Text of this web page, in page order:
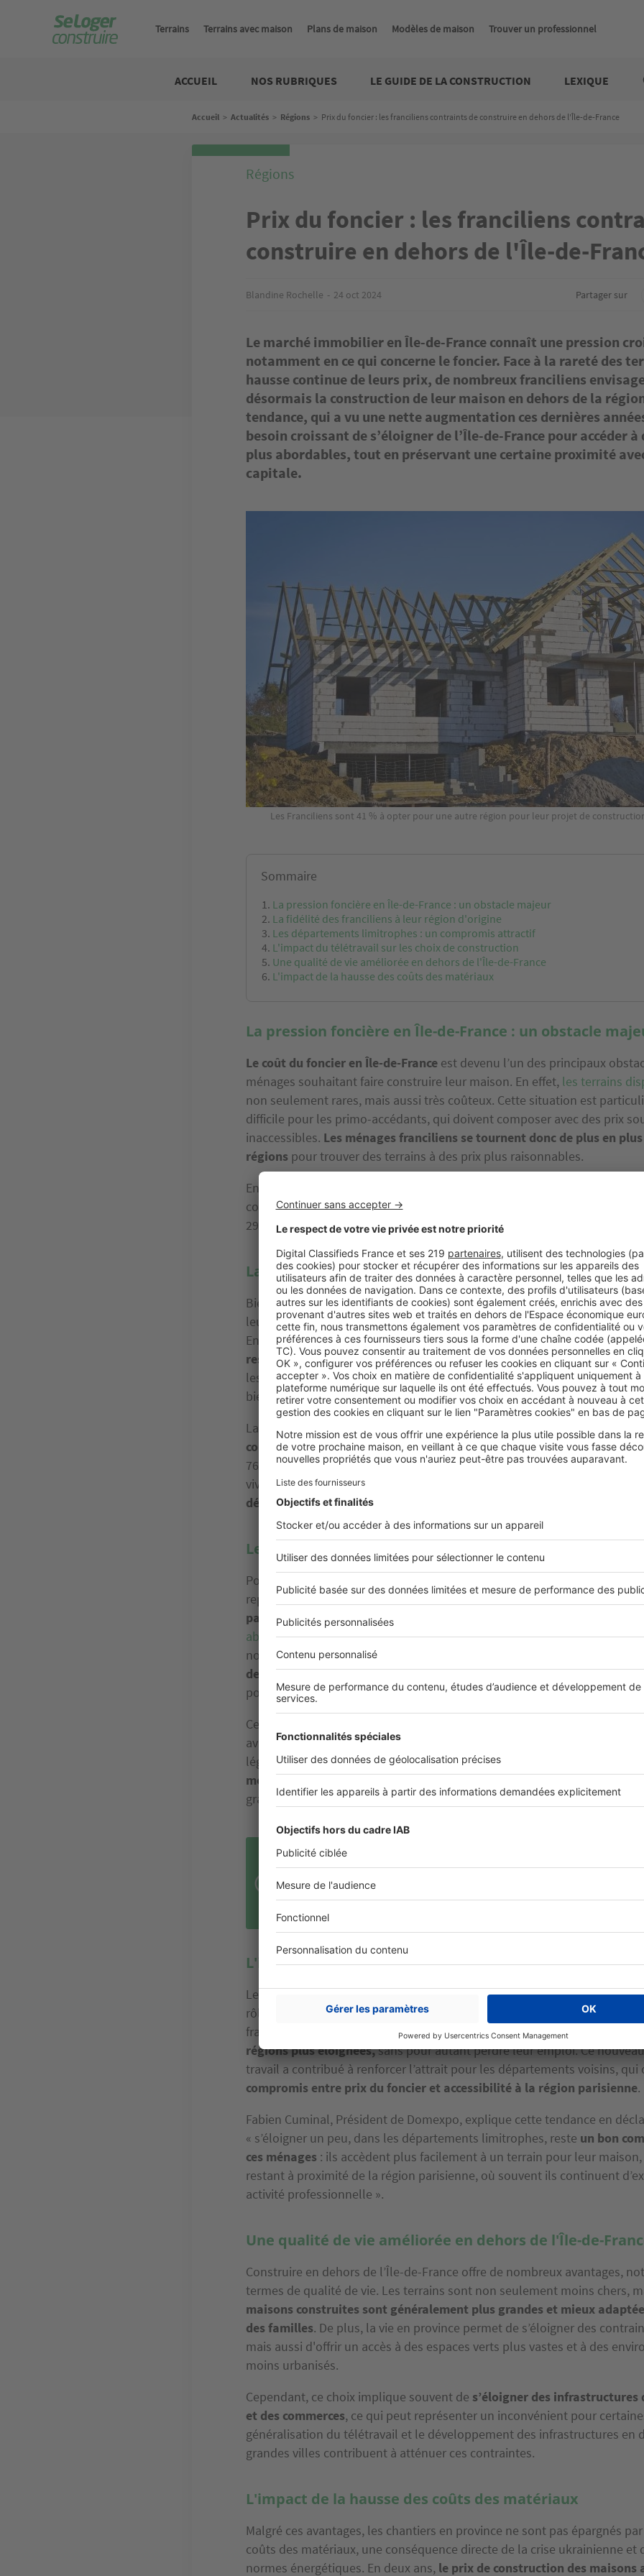
Terrains Terrains avec maison Plans de maison Modèles de maison Trouver un professionnel
ACCUEIL
NOS RUBRIQUES LE GUIDE DE LA CONSTRUCTION LEXIQUE
Fil
Accueil > Actualités > Régions > Prix du foncier : les franciliens contraints de construire en dehors de l'Île-de-France
Régions
Prix du foncier : les franciliens
construire en dehors de l'Île-de-
Blandine Rochelle 24 oct 2024 Partager sur
Le marché immobilier en Île-de-France connaît une pression
notamment en ce qui concerne le foncier. Face à la rareté des
hausse continue de leurs prix, de nombreux franciliens
désormais la construction de leur maison en dehors de la
tendance, qui a vu une nette augmentation ces dernières
besoin croissant de s’éloigner de l’Île-de-France pour accéder
plus abordables, tout en préservant une certaine proximité
capitale.
Les Franciliens sont 41 % à opter pour une autre région pour leur projet de
Sommaire
La pression foncière en Île-de-France : un obstacle majeur
La fidélité des franciliens à leur région d'origine
Les départements limitrophes : un compromis attractif
L'impact du télétravail sur les choix de construction
Une qualité de vie améliorée en dehors de l'Île-de-France
L'impact de la hausse des coûts des matériaux
La pression foncière en Île-de-France : un obstacle
Le coût du foncier en Île-de-France est devenu l’un des principaux
ménages souhaitant faire construire leur maison. En effet, les terrains
non seulement rares, mais aussi très coûteux. Cette situation est
difficile pour les primo-accédants, qui doivent composer avec des prix
inaccessibles. Les ménages franciliens se tournent donc de plus en
régions pour trouver des terrains à des prix plus raisonnables.
En 2023, 6 184 ménages originaires de l’Île-de-France ont demandé une
construire, et41 % d’entre eux ont opté pour une autre région
29 % en 2019.
La fidélité des franciliens à leur région d'origine
Bien que de nombreux franciliens choisissent de quitter l’Île-de-France
leur maison, une majorité d'entre eux reste néanmoins fidèles à leur
En 2023,59 % des ménages ayant fait une demande de construction
rester en Île-de-France, notamment dans des départements comme la
les Yvelines et l’Essonne. Ces départements offrent encore des
bien que les prix y soient en constante augmentation.
La Seine-et-Marne, en particulier, a accueilli 1 084 ménages, soit
30 %
constructions.Les Yvelines et l’Essonne suivent de près avec
762 ménages. Ces départements restent attractifs pour ceux qui
vivre près de la capitale et profiter d’
départements plus centraux
Les départements limitrophes : un compromis attractif
Pour les franciliens qui choisissent de quitter la région, les départements
représentent un compromis idéal.L’Oise (60), l’Eure-et-Loir (28) et
particulièrement prisés, car ils permettent de
abordables, en restant malgré tout relativement proches de Paris.
nouveaux propriétaires font ce choix pour des raisons professionnelles.
des franciliens ayant décidé de faire construire en dehors de l'Île-de-
pour l’un de ces départements.
Cette tendance est stable depuis plusieurs années. En 2019, 29 % des
avaient choisi ces départements pour y faire construire leur maison. Ce
légèrement augmenté pour atteindre 32 % en 2023. Les familles y
meilleure qualité de vie, avec des espaces plus vastes et des maisons
grandes que celles qu’elles auraient pu obtenir en Île-de-France.
25 % des futurs acquéreurs franciliens souhaitant s’éloigner
France choisissent la bordure atlantique (-7 % en 5 ans) et 11 %
d’entre eux, la bordure méditerranéenne.
L'impact du télétravail sur les choix de construction
Le télétravail, largement adopté depuis la crise sanitaire de 2020, a
rôle majeur dans la décision de s’éloigner de l’Île-de-France. De
franciliens continuent de travailler à distance, ce qui leur permet de
régions plus éloignées,sans pour autant perdre leur emploi. Ce
travail a contribué à renforcer l’attrait pour les départements voisins, qui
compromis entre prix du foncier et accessibilité à la région parisienne.
Fabien Cuminal, Président de Domexpo, explique cette tendance en
« s’éloigner un peu, dans les départements limitrophes, reste un bon
ces ménages : ils accèdent plus facilement à un terrain pour leur
restant à proximité de la région parisienne, où souvent ils continuent
activité professionnelle ».
Une qualité de vie améliorée en dehors de l'Île-de-
Construire en dehors de l’Île-de-France offre de nombreux avantages,
termes de qualité de vie. Les terrains sont non seulement moins chers,
maisons construites sont généralement plus grandes et mieux
des familles. De plus, la vie en province permet de s’éloigner des
mais aussi d'offrir un accès à des espaces verts plus vastes et à des
moins urbanisés.
Cependant, ce choix implique souvent de s’éloigner des infrastructures
et des commerces, ce qui peut représenter un inconvénient pour
généralisation du télétravail et le développement des infrastructures en
grandes villes contribuent à atténuer ces contraintes.
L'impact de la hausse des coûts des matériaux
Malgré ces avantages, les chantiers en province ne sont pas épargnés
coûts des matériaux, une conséquence directe de la crise ukrainienne et
normes énergétiques. En deux ans, le prix de construction des maisons